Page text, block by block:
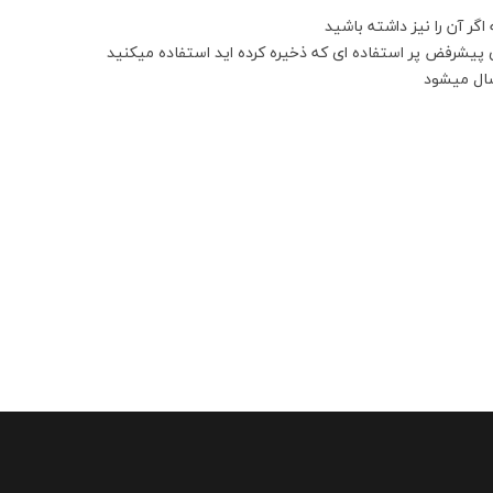
آن را نیز داشته باشید
پر استفاده ای که ذخیره کرده اید استفاده میکنید
میشود